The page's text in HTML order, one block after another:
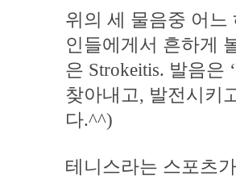
위의 세 물음중 어느
인들에게서 흔하게
은 Strokeitis. 발음은
찾아내고, 발전시키
다.^^)
테니스라는 스포츠